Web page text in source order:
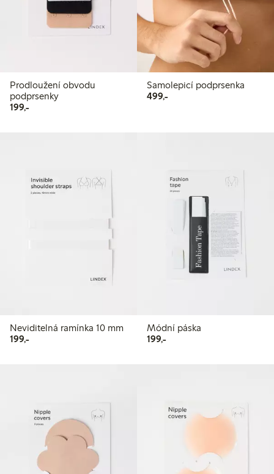
Prodloužení obvodu
podprsenky
199,-199,00 Kč
Samolepicí podprsenka
499,-499,00 Kč
Neviditelná ramínka 10 mm
199,-199,00 Kč
Módní páska
199,-199,00 Kč